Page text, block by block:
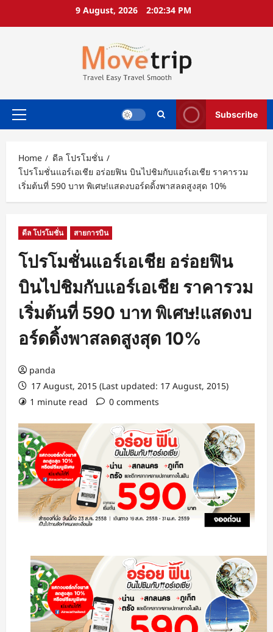
9 August, 2026 2:02:35 PM
Primary
Subscribe
Home
ดีล โปรโมชั่น
โปรโมชั่นแอร์เอเชีย อร่อยฟิน บินไปชิมกับแอร์เอเชีย ราคารวม
เริ่มต้นที่ 590 บาท พิเศษ!แสดงบอร์ดดิ้งพาสลดสูงสุด 10%
ดีล โปรโมชั่น สายการบิน
โปรโมชั่นแอร์เอเชีย อร่อยฟิน
บินไปชิมกับแอร์เอเชีย ราคารวม
เริ่มต้นที่ 590 บาท พิเศษ!แสดงบ
อร์ดดิ้งพาสลดสูงสุด 10%
panda
17 August, 2015 (Last updated: 17 August, 2015)
1 minute read
0 comments